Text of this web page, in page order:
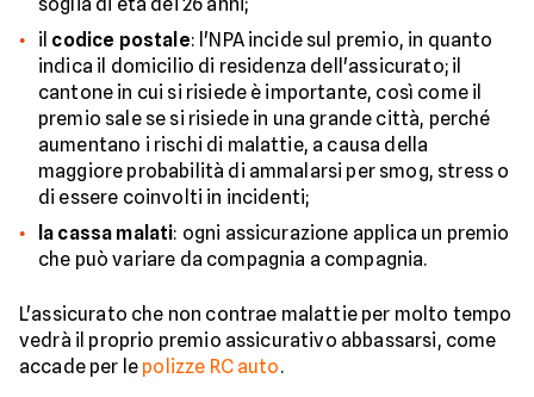
il codice postale: l'NPA incide sul premio, in quanto
indica il domicilio di residenza dell'assicurato; il
cantone in cui si risiede è importante, così come il
premio sale se si risiede in una grande città, perché
aumentano i rischi di malattie, a causa della
maggiore probabilità di ammalarsi per smog, stress o
di essere coinvolti in incidenti;
la cassa malati: ogni assicurazione applica un premio
che può variare da compagnia a compagnia.
L'assicurato che non contrae malattie per molto tempo
vedrà il proprio premio assicurativo abbassarsi, come
accade per le polizze RC auto.